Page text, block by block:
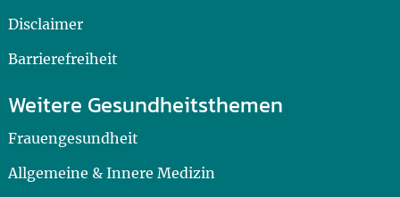
Disclaimer
Barrierefreiheit
Weitere Gesundheitsthemen
Frauengesundheit
Allgemeine & Innere Medizin